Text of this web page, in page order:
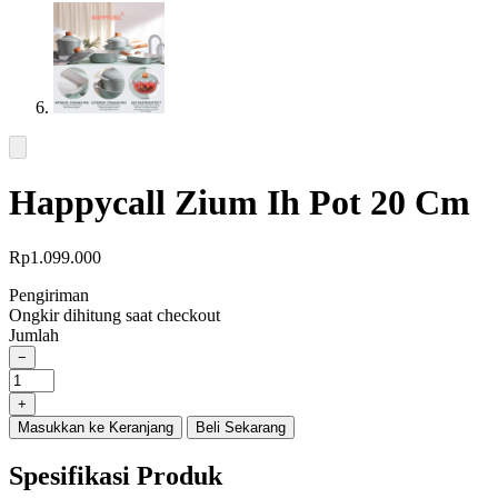
Happycall Zium Ih Pot 20 Cm
Rp1.099.000
Pengiriman
Ongkir dihitung saat checkout
Jumlah
−
Happycall
Zium
IH
Pot
cm
+
Masukkan ke Keranjang
Beli Sekarang
Spesifikasi Produk